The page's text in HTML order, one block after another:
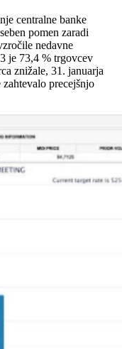
centralne banke
pomen zaradi
nedavne
je 73,4 % trgovcev
znižale, 31. januarja
precejšnjo